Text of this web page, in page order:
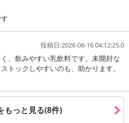
」に記載されている「注意事項」を
受けできません。
認いただき、お届けする商品セット
投稿日:2026-06-16 04:12:25.0
、飲みやすい乳飲料です。未開封な
トックしやすいのも、助かります。
もっと見る(8件)